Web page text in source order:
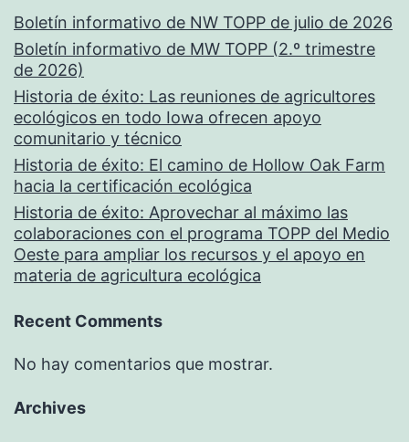
Boletín informativo de NW TOPP de julio de 2026
Boletín informativo de MW TOPP (2.º trimestre
de 2026)
Historia de éxito: Las reuniones de agricultores
ecológicos en todo Iowa ofrecen apoyo
comunitario y técnico
Historia de éxito: El camino de Hollow Oak Farm
hacia la certificación ecológica
Historia de éxito: Aprovechar al máximo las
colaboraciones con el programa TOPP del Medio
Oeste para ampliar los recursos y el apoyo en
materia de agricultura ecológica
Recent Comments
No hay comentarios que mostrar.
Archives